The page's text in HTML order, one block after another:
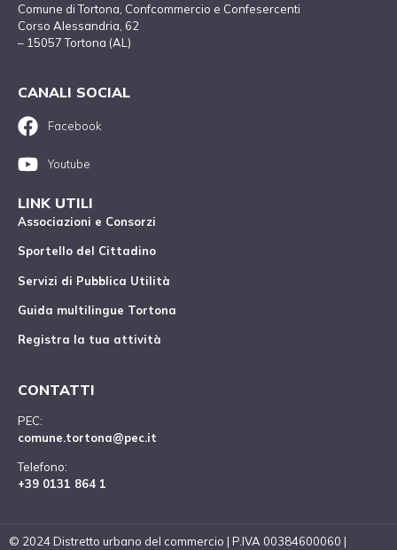
Comune di Tortona , Confcommercio e Confesercenti
Corso Alessandria, 62
– 15057 Tortona (AL)
CANALI SOCIAL
Facebook
Youtube
LINK UTILI
Associazioni e Consorzi
Sportello del Cittadino
Servizi di Pubblica Utilità
Guida multilingue Tortona
Registra la tua attività
CONTATTI
PEC:
comune.tortona@pec.it
Telefono:
+39 0131 864 1
© 2024 Distretto urbano del commercio | P.IVA 00384600060 |